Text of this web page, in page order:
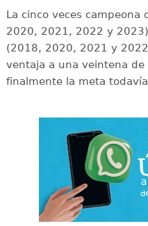
La cinco veces campeona
2020, 2021, 2022 y
(2018, 2020, 2021 y
ventaja a una veintena
finalmente la meta